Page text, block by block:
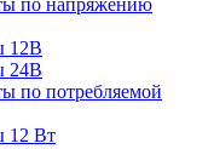
по напряжению
12В
24В
по потребляемой
12 Вт